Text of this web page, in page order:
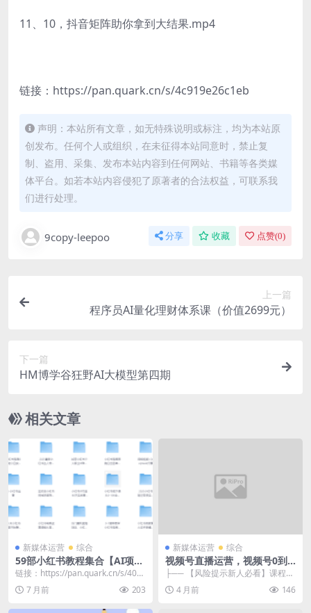
11、10，抖音矩阵助你拿到大结果.mp4
链接：https://pan.quark.cn/s/4c919e26c1eb
声明：本站所有文章，如无特殊说明或标注，均为本站原
创发布。任何个人或组织，在未征得本站同意时，禁止复
制、盗用、采集、发布本站内容到任何网站、书籍等各类媒
体平台。如若本站内容侵犯了原著者的合法权益，可联系我
们进行处理。
9copy-leepoo 分享 收藏 点赞(0)
上一篇
程序员AI量化理财体系课（价值2699元）
下一篇
HM博学谷狂野AI大模型第四期
相关文章
新媒体运营 综合
59部小红书教程集合【AI项
目、虚拟项目、电商等】
链接：https://pan.quark.cn/s/409
b8afb5c84
7 月前 203
新媒体运营 综合
视频号直播运营，视频号0到1
运营实操，让你快速掌握(视频
号)核心运营技能
├── 【风险提示新人必看】课程及
时保存，课程容易失效.txt ├── 00
1....4 月前 146